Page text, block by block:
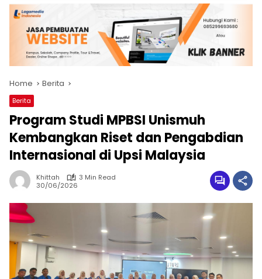
Home Berita
Berita
Program Studi MPBSI Unismuh
Kembangkan Riset dan Pengabdian
Internasional di Upsi Malaysia
Khittah
3 Min Read
30/06/2026